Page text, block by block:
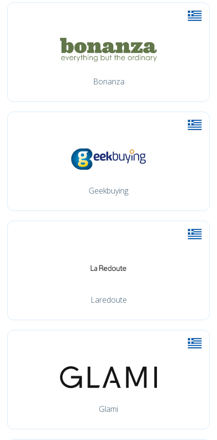
Bonanza
Geekbuying
Laredoute
Glami